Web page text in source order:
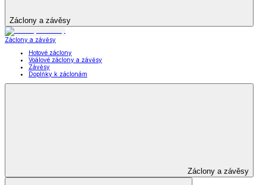
Záclony a závěsy
Záclony a závěsy
Hotové záclony
Voálové záclony a závěsy
Závěsy
Doplňky k záclonám
Záclony a závěsy